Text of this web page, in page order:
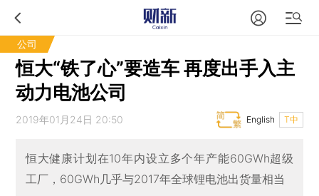
公司
恒大“铁了心”要造车 再度出手入主
动力电池公司
2019年01月24日 20:50 T中
English
恒大健康计划在10年内设立多个年产能60GWh超级
工厂，60GWh几乎与2017年全球锂电池出货量相当